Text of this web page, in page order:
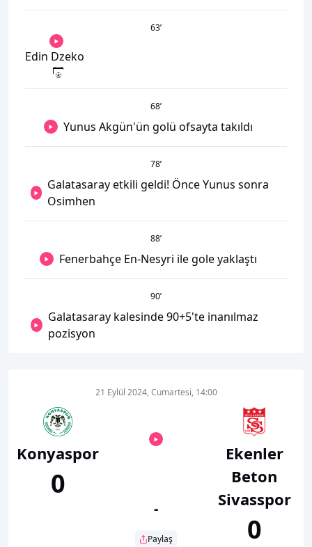
63’
Edin Dzeko
68’
Yunus Akgün'ün golü ofsayta takıldı
78’
Galatasaray etkili geldi! Önce Yunus sonra
Osimhen
88’
Fenerbahçe En-Nesyri ile gole yaklaştı
90’
Galatasaray kalesinde 90+5'te inanılmaz
pozisyon
Konyaspor
0
21 Eylül 2024, Cumartesi, 14:00
-
Paylaş
Ekenler
Beton
Sivasspor
0